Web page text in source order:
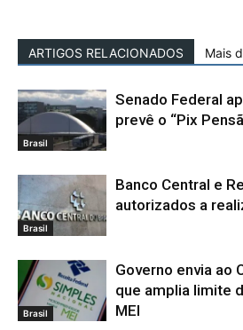
ARTIGOS RELACIONADOS Mais
Brasil
Senado Federal
prevê o “Pix
Brasil
Banco Central e
autorizados a
Brasil
Governo envia ao
que amplia limite
MEI